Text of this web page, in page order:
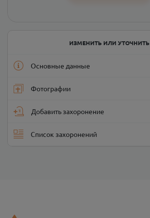
ИЗМЕНИТЬ ИЛИ УТОЧНИТЬ
Основные данные
Фотографии
Добавить захоронение
Список захоронений